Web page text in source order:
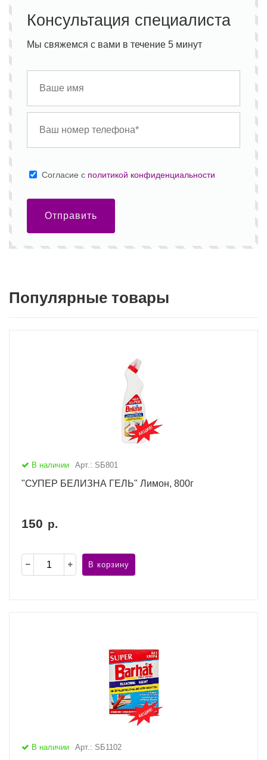
Консультация специалиста
Мы свяжемся с вами в течение 5 минут
Cогласие с политикой конфиденциальности
Отправить
Популярные товары
В наличии Арт.: SБ801
"СУПЕР БЕЛИЗНА ГЕЛЬ" Лимон, 800г
150 р.
В корзину
В наличии Арт.: SБ1102